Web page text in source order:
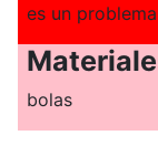
es un problema
bolas